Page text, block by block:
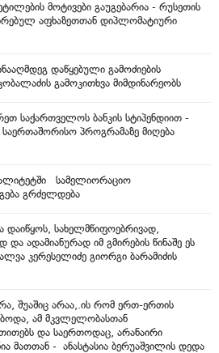
მოტივები გაუგებარია - რუსეთის
აფხაზეთთან დიპლომატიური
დაწყებული გამოძიების
გამოკითხვა მიმდინარეობს
საქართველოს ბანკის სტიპენდიით -
საერთაშორისო პროგრამაზე მიღება
სამელიორაციო
გრძელდება
დაიწყოს, სახელმწიფოებრივად,
ადამიანურად იმ გმირების წინაშე ეს
კერესელიძე გიორგი ბარამიძის
შუაშიც არაა,.ის რომ ერთ-ერთის
ამ მკვლელობასთან
და საერთოდაც, არანაირი
მათთან - ანასტასია ბერუაშვილის დედა